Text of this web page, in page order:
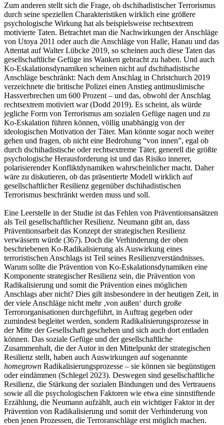
Zum anderen stellt sich die Frage, ob dschihadistischer Terrorismus
durch seine speziellen Charakteristiken wirklich eine größere
psychologische Wirkung hat als beispielsweise rechtsextrem
motivierte Taten. Betrachtet man die Nachwirkungen der Anschläge
von Utoya 2011 oder auch die Anschläge von Halle, Hanau und das
Attentat auf Walter Lübcke 2019, so scheinen auch diese Taten das
gesellschaftliche Gefüge ins Wanken gebracht zu haben. Und auch
Ko-Eskalationsdynamiken scheinen nicht auf dschihadistische
Anschläge beschränkt: Nach dem Anschlag in Christchurch 2019
verzeichnete die britische Polizei einen Anstieg antimuslimische
Hassverbrechen um 600 Prozent – und das, obwohl der Anschlag
rechtsextrem motiviert war (Dodd 2019). Es scheint, als würde
jegliche Form von Terrorismus am sozialen Gefüge nagen und zu
Ko-Eskalation führen können, völlig unabhängig von der
ideologischen Motivation der Täter. Man könnte sogar noch weiter
gehen und fragen, ob nicht eine Bedrohung “von innen”, egal ob
durch dschihadistische oder rechtsextreme Täter, generell die größte
psychologische Herausforderung ist und das Risiko innerer,
polarisierender Konfliktdynamiken wahrscheinlicher macht. Daher
wäre zu diskutieren, ob das präsentierte Modell wirklich auf
gesellschaftlicher Resilienz gegenüber dschihadistischen
Terrorismus beschränkt werden muss und soll.
Eine Leerstelle in der Studie ist das Fehlen von Präventionsansätzen
als Teil gesellschaftlicher Resilienz. Neumann gibt an, dass
Präventionsarbeit das Konzept der strategischen Resilienz
verwässern würde (367). Doch die Verhinderung der oben
beschriebenen Ko-Radikalisierung als Auswirkung eines
terroristischen Anschlags ist Teil seines Resilienzverständnisses.
Warum sollte die Prävention von Ko-Eskalationsdynamiken eine
Komponente strategischer Resilienz sein, die Prävention von
Radikalisierung und somit die Prävention eines möglichen
Anschlags aber nicht? Dies gilt insbesondere in der heutigen Zeit, in
der viele Anschläge nicht mehr ‚von außen‘ durch große
Terrororganisationen durchgeführt, in Auftrag gegeben oder
zumindest begleitet werden, sondern Radikalisierungsprozesse in
der Mitte der Gesellschaft geschehen und sich auch dort entladen
können. Das soziale Gefüge und der gesellschaftliche
Zusammenhalt, die der Autor in den Mittelpunkt der strategischen
Resilienz stellt, haben auch Auswirkungen auf sogenannte
homegrown Radikalisierungsprozesse – sie können sie begünstigen
oder eindämmen (Schlegel 2023). Deswegen sind gesellschaftliche
Resilienz, die Stärkung der sozialen Bindungen und des Vertrauens
sowie all die psychologischen Faktoren wie etwa eine sinnstiftende
Erzählung, die Neumann aufzählt, auch ein wichtiger Faktor in der
Prävention von Radikalisierung und somit der Verhinderung von
eben jenen Prozessen, die Terroranschläge erst möglich machen.